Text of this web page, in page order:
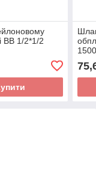
ВВ 1/2*1/2